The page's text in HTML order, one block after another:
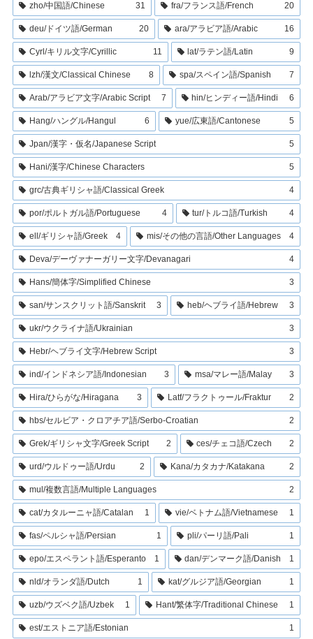
zho/中国語/Chinese 31 fra/フランス語/French 20
deu/ドイツ語/German 20 ara/アラビア語/Arabic 16
Cyrl/キリル文字/Cyrillic 11 lat/ラテン語/Latin 9
lzh/漢文/Classical Chinese 8 spa/スペイン語/Spanish 7
Arab/アラビア文字/Arabic Script 7 hin/ヒンディー語/Hindi 6
Hang/ハングル/Hangul 6 yue/広東語/Cantonese 5
Jpan/漢字・仮名/Japanese Script 5
Hani/漢字/Chinese Characters 5
grc/古典ギリシャ語/Classical Greek 4
por/ポルトガル語/Portuguese 4 tur/トルコ語/Turkish 4
ell/ギリシャ語/Greek 4 mis/その他の言語/Other Languages 4
Deva/デーヴァナーガリー文字/Devanagari 4
Hans/簡体字/Simplified Chinese 3
san/サンスクリット語/Sanskrit 3 heb/ヘブライ語/Hebrew 3
ukr/ウクライナ語/Ukrainian 3
Hebr/ヘブライ文字/Hebrew Script 3
ind/インドネシア語/Indonesian 3 msa/マレー語/Malay 3
Hira/ひらがな/Hiragana 3 Latf/フラクトゥール/Fraktur 2
hbs/セルビア・クロアチア語/Serbo-Croatian 2
Grek/ギリシャ文字/Greek Script 2 ces/チェコ語/Czech 2
urd/ウルドゥー語/Urdu 2 Kana/カタカナ/Katakana 2
mul/複数言語/Multiple Languages 2
cat/カタルーニャ語/Catalan 1 vie/ベトナム語/Vietnamese 1
fas/ペルシャ語/Persian 1 pli/パーリ語/Pali 1
epo/エスペラント語/Esperanto 1 dan/デンマーク語/Danish 1
nld/オランダ語/Dutch 1 kat/グルジア語/Georgian 1
uzb/ウズベク語/Uzbek 1 Hant/繁体字/Traditional Chinese 1
est/エストニア語/Estonian 1